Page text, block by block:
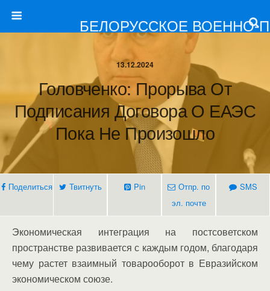
БЕЛОРУССКОЕ ВОЕННО-
13.12.2024
Головченко: Прорыва От
Подписания Договора О ЕАЭС
Пока Не Произошло
Поделиться Твитнуть Pin
Отпр. по
эл. почте
SMS
Экономическая интеграция на постсоветском
пространстве развивается с каждым годом, благодаря
чему растет взаимный товарооборот в Евразийском
экономическом союзе.